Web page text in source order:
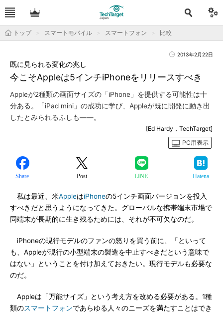
トップ スマートモバイル スマートフォン 比較
2013年2月22日
今こそAppleは5インチiPhoneをリリースすべき
既に見られる変化の兆し
Appleが2種類の画面サイズの「iPhone」を提供する可能性は十
分ある。「iPad mini」の成功に学び、Appleが既に開発に動き出
したとみられるふしも――。
[Ed Hardy，TechTarget]
PC用表示
Share Post LINE Hatena
私は最近、米AppleはiPhoneの5インチ画面バージョンを投入
すべきだと思うようになってきた。グローバルな携帯端末市場で
同端末が長期的に生き残るためには、それが不可欠なのだ。
iPhoneの現行モデルのファンの怒りを買う前に、「といって
も、Appleが現行の小型端末の製造を中止すべきだという意味で
はない」ということを付け加えておきたい。現行モデルも必要な
のだ。
Appleは「万能サイズ」という考え方を改める必要がある。1種
類のスマートフォンであらゆる人々のニーズを満たすことはでき